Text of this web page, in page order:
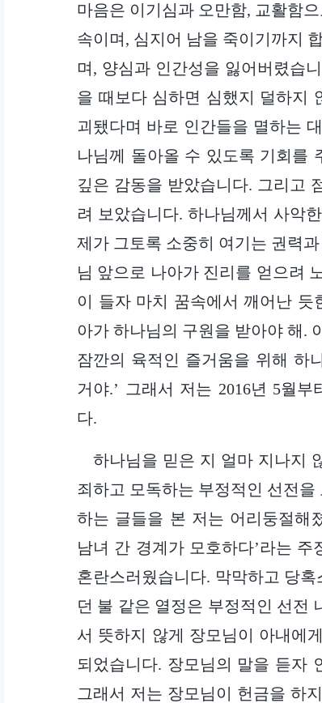
마음은 이기심과 오만함, 교활함
속이며, 심지어 남을 죽이기까지
며, 양심과 인간성을 잃어버렸습
을 때보다 심하면 심했지 덜하지
괴됐다며 바로 인간들을 멸하는
나님께 돌아올 수 있도록 기회를
깊은 감동을 받았습니다. 그리고
려 보았습니다. 하나님께서 사악
제가 그토록 소중히 여기는 권력
님 앞으로 나아가 진리를 얻으려
이 들자 마치 꿈속에서 깨어난 듯
아가 하나님의 구원을 받아야 해.
잠깐의 육적인 즐거움을 위해 하
거야.’ 그래서 저는 2016년 5월
다.
하나님을 믿은 지 얼마 지나지
죄하고 모독하는 부정적인 선전
하는 글들을 본 저는 어리둥절해
남녀 간 경계가 모호하다’라는
혼란스러웠습니다. 막막하고 당
던 불 같은 열정은 부정적인 선전
서 뜻하지 않게 장모님이 아내에
되었습니다. 장모님의 말을 듣자
그래서 저는 장모님이 헌금을 하